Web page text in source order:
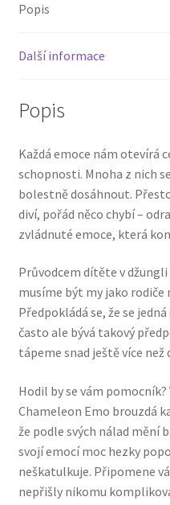
Popis
Další informace
Popis
Každá emoce nám otevírá
schopnosti. Mnoha z nich
bolestně dosáhnout.
diví, pořád něco chybí –
zvládnuté emoce, která
Průvodcem dítěte v
musíme být my jako rodiče
Předpokládá se, že se
často ale bývá takový
tápeme snad ještě více než
Hodil by se vám
Chameleon Emo brouzdá
že podle svých nálad mění
svojí emocí moc hezky
neškatulkuje. Připomene
nepřišly nikomu